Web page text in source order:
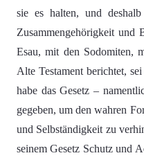
sie es halten, und
Zusammengehörigkeit und
Esau, mit den Sodomiten,
Alte Testament berichtet,
habe das Gesetz –
gegeben, um den wahren
und Selbständigkeit zu
seinem Gesetz Schutz und